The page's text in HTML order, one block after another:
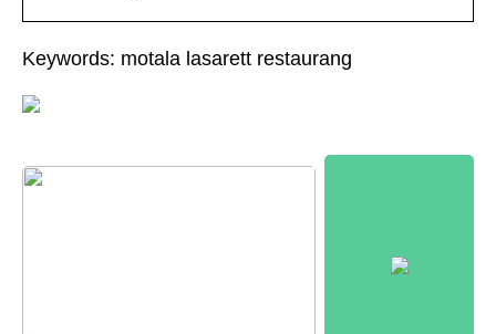
Keywords: motala lasarett restaurang